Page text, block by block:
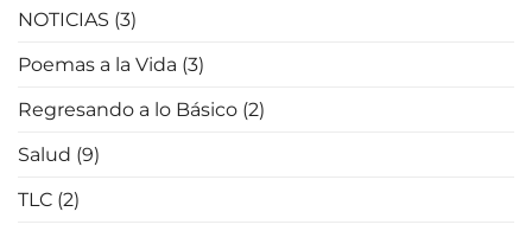
NOTICIAS (3)
Poemas a la Vida (3)
Regresando a lo Básico (2)
Salud (9)
TLC (2)